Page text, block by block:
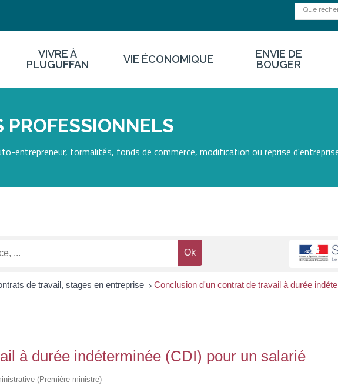
VIVRE À
PLUGUFFAN
VIE ÉCONOMIQUE
ENVIE DE
BOUGER
PROFESSIONNELS
entrepreneur, formalités, fonds de commerce, modification ou reprise
de travail, stages en entreprise > Conclusion d'un contrat de travail à durée
à durée indéterminée (CDI) pour un salarié
(Première ministre)